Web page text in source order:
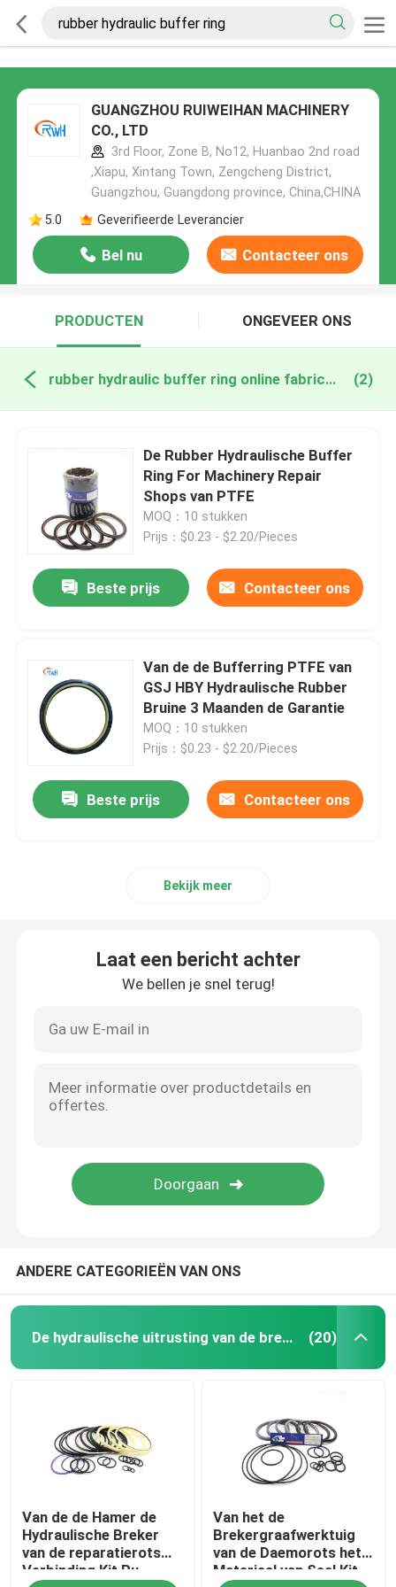
GUANGZHOU RUIWEIHAN MACHINERY
CO., LTD
3rd Floor, Zone B, No12, Huanbao 2nd road
,Xiapu, Xintang Town, Zengcheng District,
Guangzhou, Guangdong province, China,CHINA
5.0
Geverifieerde Leverancier
Bel nu Contacteer ons
PRODUCTEN ONGEVEER ONS
rubber hydraulic buffer ring online fabricage (2)
De Rubber Hydraulische Buffer
Ring For Machinery Repair
Shops van PTFE
MOQ：10 stukken
Prijs：$0.23 - $2.20/Pieces
Beste prijs Contacteer ons
Van de de Bufferring PTFE van
GSJ HBY Hydraulische Rubber
Bruine 3 Maanden de Garantie
MOQ：10 stukken
Prijs：$0.23 - $2.20/Pieces
Beste prijs Contacteer ons
Bekijk meer
Laat een bericht achter
We bellen je snel terug!
ANDERE CATEGORIEËN VAN ONS
De hydraulische uitrusting van de brekerverbinding (20)
Van de de Hamer de
Hydraulische Breker
van de reparatierots
Verbinding Kit Pu
Van het de
Brekergraafwerktuig
van de Daemorots het
Materiaal van Seal Kit